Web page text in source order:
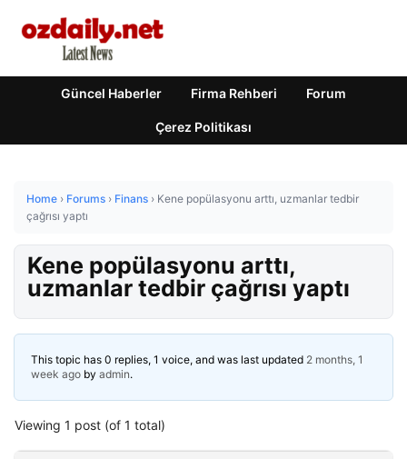
Güncel Haberler Firma Rehberi Forum
Çerez Politikası
Home › Forums › Finans › Kene popülasyonu arttı, uzmanlar tedbir
çağrısı yaptı
Kene popülasyonu arttı,
uzmanlar tedbir çağrısı yaptı
This topic has 0 replies, 1 voice, and was last updated 2 months, 1
week ago by admin.
Viewing 1 post (of 1 total)